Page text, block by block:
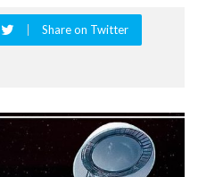
Share on Twitter